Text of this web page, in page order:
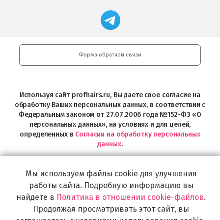
загрузить
Play
Магазин
профессиональной
Professional
и
Интернет-
Telegram
Форма обратной связи
Используя сайт profhairs.ru, Вы даете свое согласие на
обработку Ваших персональных данных, в соответствии с
Федеральным законом от 27.07.2006 года №152-ФЗ «О
персональных данных», на условиях и для целей,
определенных в Согласии на обработку персональных
данных.
является публичной офертой, определяемой положениями
Статьи 437 Гражданского кодекса Российской Федерации.
Описание, содержимое, состав, технические параметры и
комплект поставки товара могут быть изменены
производителем без предварительного уведомления.
Уточняйте информацию у наших менеджеров.
Мы используем файлы cookie для улучшения
работы сайта. Подробную информацию вы
найдете в Политика в отношении cookie-файлов.
Продолжая просматривать этот сайт, вы